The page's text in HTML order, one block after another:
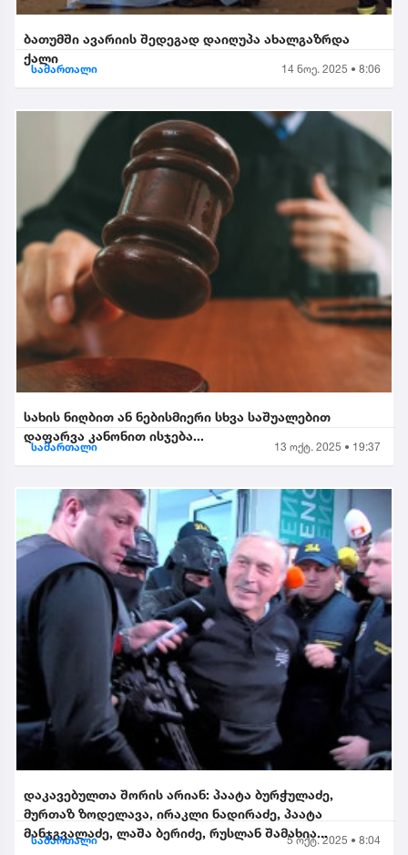
ბათუმში ავარიის შედეგად დაიღუპა ახალგაზრდა
ქალი
სამართალი 14 ნოე. 2025 • 8:06
სახის ნიღბით ან ნებისმიერი სხვა საშუალებით
დაფარვა კანონით ისჯება...
სამართალი 13 ოქტ. 2025 • 19:37
დაკავებულთა შორის არიან: პაატა ბურჭულაძე,
მურთაზ ზოდელავა, ირაკლი ნადირაძე, პაატა
მანჯგვალაძე, ლაშა ბერიძე, რუსლან შამახია...
სამართალი 5 ოქტ. 2025 • 8:04